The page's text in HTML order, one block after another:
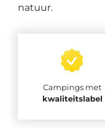
natuur.
Campings met
kwaliteitslabel